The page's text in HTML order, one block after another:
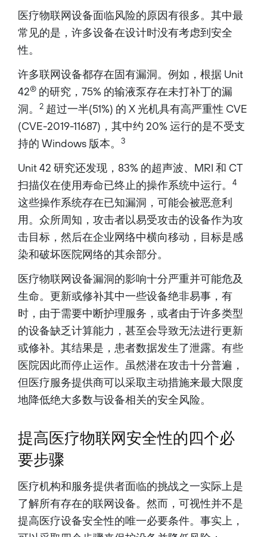
医疗物联网设备面临风险的原因有很多。其中最
常见的是，许多设备在设计时没有考虑到安全
性。
许多联网设备都存在固有漏洞。例如，根据 Unit
42® 的研究，75% 的输液泵存在未打补丁的漏
洞。
2 超过一半(51%) 的 X 光机具有高严重性 CVE
(CVE-2019-11687)，其中约 20% 运行的是不受支
持的 Windows 版本。
3
Unit 42 研究还发现，83% 的超声波、MRI 和 CT
扫描仪在使用寿命已终止的操作系统中运行。
4
这些操作系统存在已知漏洞，可能会被恶意利
用。众所周知，攻击者以易受攻击的设备作为攻
击目标，然后在企业网络中横向移动，目标是感
染和破坏医院网络的其余部分。
医疗物联网设备漏洞的影响十分严重并可能危及
生命。更新或修补其中一些设备绝非易事，有
时，由于需要中断护理服务，或者由于许多类型
的设备缺乏计算能力，甚至会导致无法进行更新
或修补。其结果是，患者数据发生了泄露。有些
医院因此而停止运作。虽然潜在攻击十分普遍，
但医疗服务提供商可以采取主动措施来最大限度
地降低绝大多数与设备相关的安全风险。
提高医疗物联网安全性的四个必
要步骤
医疗机构和服务提供者面临的挑战之一实际上是
了解所有存在的联网设备。然而，可视性并不是
提高医疗设备安全性的唯一必要条件。事实上，